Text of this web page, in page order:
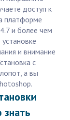
доступ к
платформе
и более чем
и внимание
с
а вы